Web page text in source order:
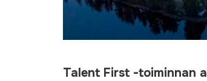
Talent First -toiminnan